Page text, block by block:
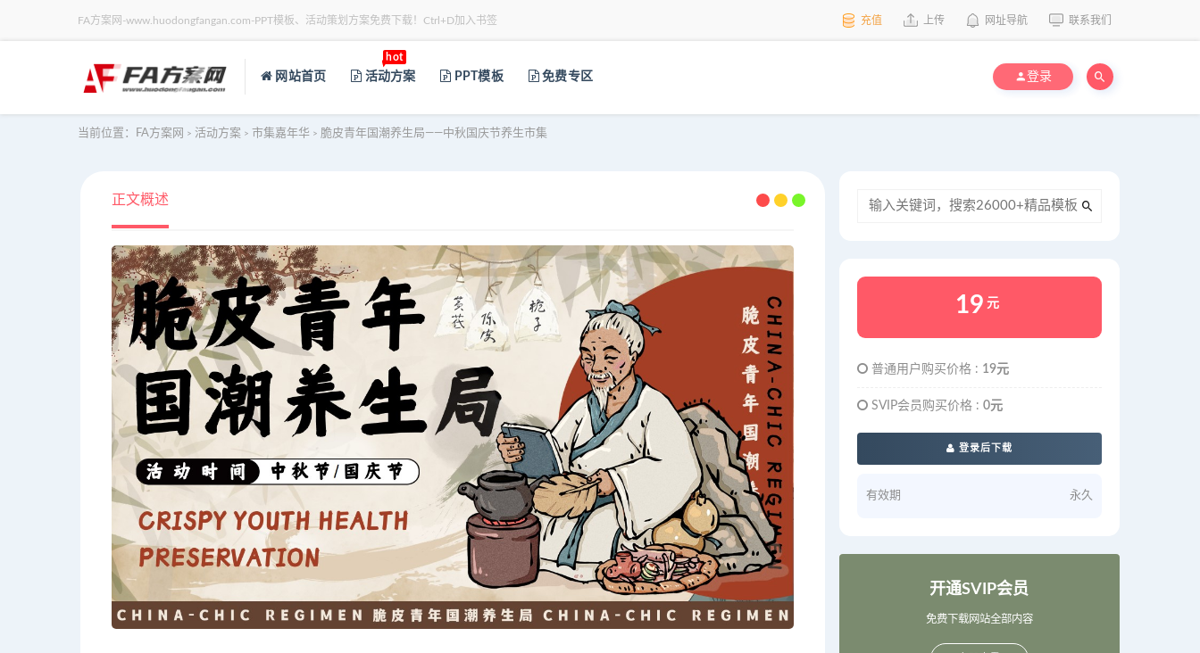
FA方案网-www.huodongfangan.com-PPT模板、活动策划方案免费下载！Ctrl+D加入书签 充值 上传 网址导航 联系我们
网站首页 活动方案
hot
PPT模板 免费专区 登录
当前位置： FA方案网 > 活动方案 > 市集嘉年华 > 脆皮青年国潮养生局——中秋国庆节养生市集
正文概述
19 元
普通用户购买价格 : 19元
SVIP会员购买价格 : 0元
登录后下载
有效期 永久
开通SVIP会员
免费下载网站全部内容